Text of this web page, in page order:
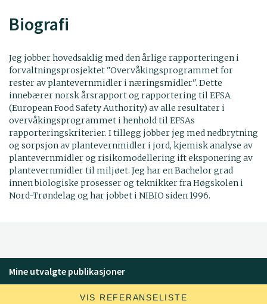
Biografi
Jeg jobber hovedsaklig med den årlige rapporteringen i
forvaltningsprosjektet "Overvåkingsprogrammet for
rester av plantevernmidler i næringsmidler". Dette
innebærer norsk årsrapport og rapportering til EFSA
(European Food Safety Authority) av alle resultater i
overvåkingsprogrammet i henhold til EFSAs
rapporteringskriterier. I tillegg jobber jeg med nedbrytning
og sorpsjon av plantevernmidler i jord, kjemisk analyse av
plantevernmidler og risikomodellering ift eksponering av
plantevernmidler til miljøet. Jeg har en Bachelor grad
innen biologiske prosesser og teknikker fra Høgskolen i
Nord-Trøndelag og har jobbet i NIBIO siden 1996.
Mine utvalgte publikasjoner
VIS REFERANSELISTE